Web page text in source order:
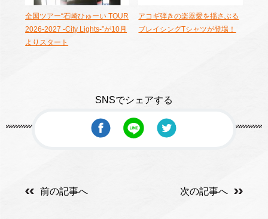
全国ツアー“石崎ひゅーい TOUR
2026-2027 -City Lights-”が10月
よりスタート
アコギ弾きの楽器愛を揺さぶる
ブレイシングTシャツが登場！
SNSでシェアする
前の記事へ 次の記事へ